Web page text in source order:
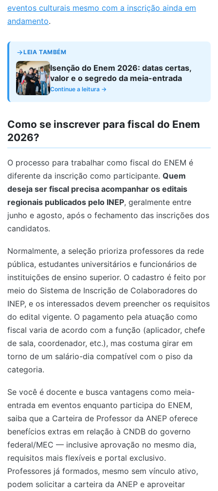
eventos culturais mesmo com a inscrição ainda em
andamento.
LEIA TAMBÉM
Isenção do Enem 2026: datas certas,
valor e o segredo da meia-entrada
Continue a leitura →
Como se inscrever para fiscal do Enem
2026?
O processo para trabalhar como fiscal do ENEM é
diferente da inscrição como participante. Quem
deseja ser fiscal precisa acompanhar os editais
regionais publicados pelo INEP, geralmente entre
junho e agosto, após o fechamento das inscrições dos
candidatos.
Normalmente, a seleção prioriza professores da rede
pública, estudantes universitários e funcionários de
instituições de ensino superior. O cadastro é feito por
meio do Sistema de Inscrição de Colaboradores do
INEP, e os interessados devem preencher os requisitos
do edital vigente. O pagamento pela atuação como
fiscal varia de acordo com a função (aplicador, chefe
de sala, coordenador, etc.), mas costuma girar em
torno de um salário-dia compatível com o piso da
categoria.
Se você é docente e busca vantagens como meia-
entrada em eventos enquanto participa do ENEM,
saiba que a Carteira de Professor da ANEP oferece
benefícios extras em relação à CNDB do governo
federal/MEC — inclusive aprovação no mesmo dia,
requisitos mais flexíveis e portal exclusivo.
Professores já formados, mesmo sem vínculo ativo,
podem solicitar a carteira da ANEP e aproveitar